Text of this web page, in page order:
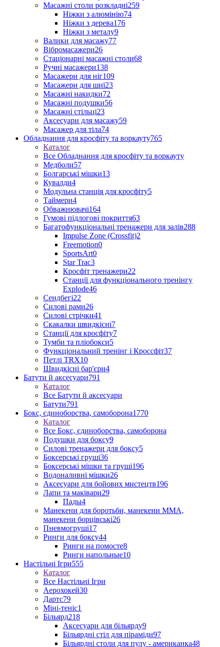
Масажні столи розкладні259
Ніжки з алюмінію74
Ніжки з дерева176
Ніжки з металу9
Валики для масажу77
Вібромасажери26
Стаціонарні масажні столи68
Ручні масажери138
Масажери для ніг109
Масажери для шиї23
Масажні накидки72
Масажні подушки56
Масажні стільці23
Аксесуари для масажу59
Масажер для тіла74
Обладнання для кросфіту та воркауту765
Каталог
Все Обладнання для кросфіту та воркауту
Медболи57
Болгарські мішки13
Кувалди4
Модульна станція для кросфіту5
Таймери4
Обважнювачі164
Гумові підлогові покриття63
Багатофункціональні тренажери для залів288
Impulse Zone (Crossfit)2
Freemotion0
SportsArt0
Star Trac3
Кросфіт тренажери22
Станції для функціонального тренінгу
Explode46
Сендбегі22
Силові рами26
Силові стрічки41
Скакалки швидкісні7
Станції для кросфіту7
Тумби та пліобокси5
Функціональний тренінг і Кроссфіт37
Петлі TRX10
Швидкісні бар'єри4
Батути й аксесуари791
Каталог
Все Батути й аксесуари
Батути791
Бокс, єдиноборства, самоборона1770
Каталог
Все Бокс, єдиноборства, самоборона
Подушки для боксу9
Силові тренажери для боксу5
Боксерські груші36
Боксерські мішки та груші196
Водоналивні мішки26
Аксесуари для бойових мистецтв196
Лапи та маківари29
Пады4
Манекени для боротьби, манекени ММА,
манекени борцівські26
Пневмогруші17
Ринги для боксу44
Ринги на помосте8
Ринги напольные10
Настільні Ігри555
Каталог
Все Настільні Ігри
Аерохокей30
Дартс79
Міні-теніс1
Більярд218
Аксесуари для більярду9
Більярдні стіл для піраміди97
Більярдні столи для пулу - американка48